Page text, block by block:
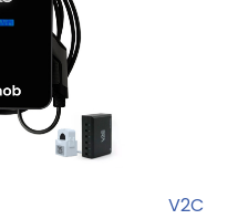
V2C